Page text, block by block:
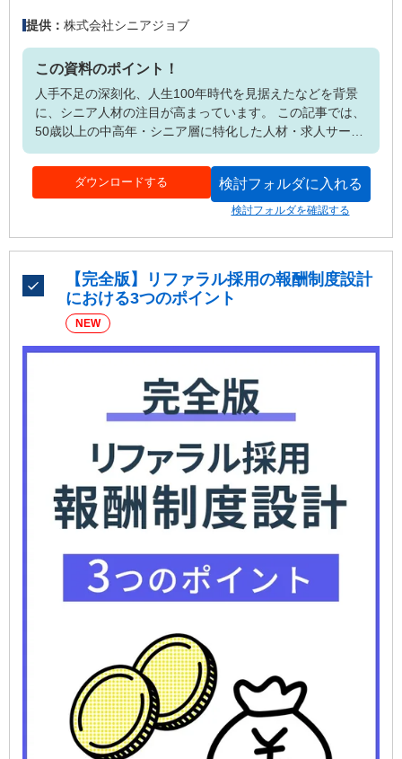
提供： 株式会社シニアジョブ
この資料のポイント！
人手不足の深刻化、人生100年時代を見据えたなどを背景
に、シニア人材の注目が高まっています。 この記事では、
50歳以上の中高年・シニア層に特化した人材・求人サービ
恵氏との対談を通じて、シニア人材の強みや採用を成功す
るためのポイントについて、ご紹介します！
ダウンロードする 検討フォルダに入れる
検討フォルダを確認する
【完全版】リファラル採用の報酬制度設計
における3つのポイント
NEW